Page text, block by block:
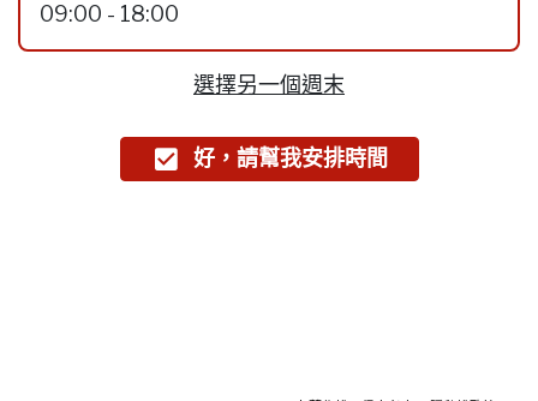
09:00 - 18:00
選擇另一個週末
好，請幫我安排時間